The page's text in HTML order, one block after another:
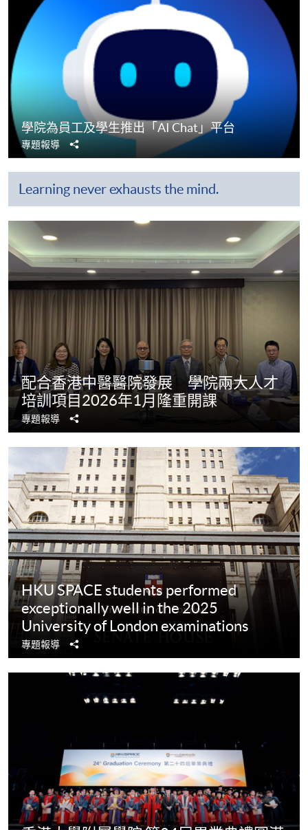
學院為員工及學生推出「AI Chat」平台
專題報導
享
Learning never exhausts the mind.
配合香港中醫醫院發展 學院兩大人才
培訓項目2026年1月隆重開課
專題報導
享
HKU SPACE students performed
exceptionally well in the 2025
University of London examinations
專題報導
享